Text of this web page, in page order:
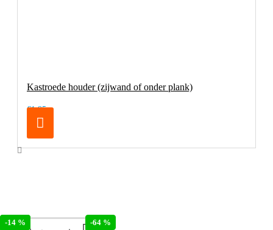
-64 %
-64 %
-14 %
Kastroede houder (zijwand of onder plank)
€1,95